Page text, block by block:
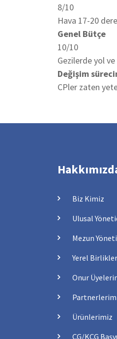
8/10
Hava 17-20
Genel Bütçe
10/10
Gezilerde yol
Değişim
CPler zaten
Biz Kimiz
Ulusal
Mezun
Yerel
Onur
Ürünlerimiz
ÇG/KÇG